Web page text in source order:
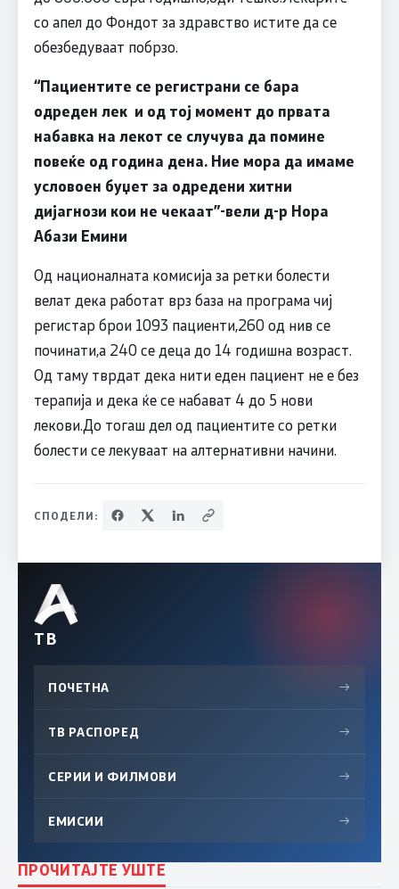
со апел до Фондот за здравство истите да се
обезбедуваат побрзо.
“Пациентите се регистрани се бара
одреден лек и од тој момент до првата
набавка на лекот се случува да помине
повеќе од година дена. Ние мора да имаме
условоен буџет за одредени хитни
дијагнози кои не чекаат”-вели д-р Нора
Абази Емини
Од националната комисија за ретки болести
велат дека работат врз база на програма чиј
регистар брои 1093 пациенти,260 од нив се
починати,а 240 се деца до 14 годишна возраст.
Од таму тврдат дека нити еден пациент не е без
терапија и дека ќе се набават 4 до 5 нови
лекови.До тогаш дел од пациентите со ретки
болести се лекуваат на алтернативни начини.
СПОДЕЛИ:
ТВ
ПОЧЕТНА →
ТВ РАСПОРЕД →
СЕРИИ И ФИЛМОВИ →
ЕМИСИИ →
ПРОЧИТАЈТЕ УШТЕ